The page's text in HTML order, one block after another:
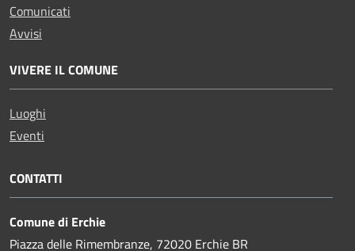
Comunicati
Avvisi
VIVERE IL COMUNE
Luoghi
Eventi
CONTATTI
Comune di Erchie
Piazza delle Rimembranze, 72020 Erchie BR